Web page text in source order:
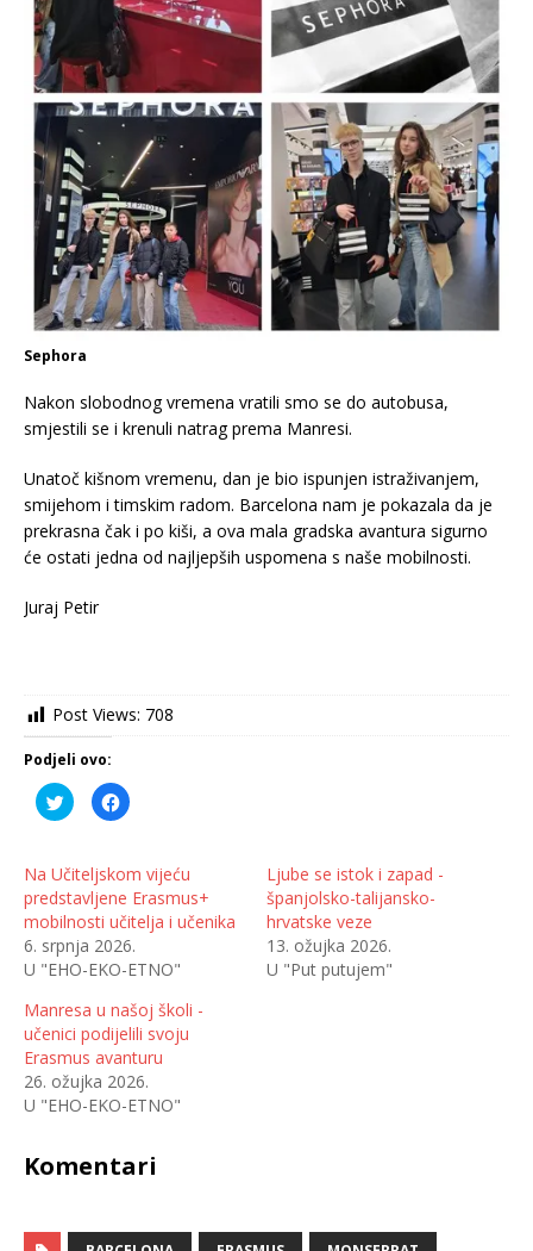
Sephora
Nakon slobodnog vremena vratili smo se do autobusa,
smjestili se i krenuli natrag prema Manresi.
Unatoč kišnom vremenu, dan je bio ispunjen istraživanjem,
smijehom i timskim radom. Barcelona nam je pokazala da je
prekrasna čak i po kiši, a ova mala gradska avantura sigurno
će ostati jedna od najljepših uspomena s naše mobilnosti.
Juraj Petir
Post Views: 708
Podjeli ovo:
P
o
e
l
i
a
T
w
i
e
r
u
(
O
t
v
a
e
K
l
m
p
o
d
i
j
e
l
e
n
a
F
a
c
e
b
u
a
Na Učiteljskom vijeću
predstavljene Erasmus+
mobilnosti učitelja i učenika
6. srpnja 2026.
U "EHO-EKO-ETNO"
Ljube se istok i zapad -
španjolsko-talijansko-
hrvatske veze
13. ožujka 2026.
U "Put putujem"
Manresa u našoj školi -
učenici podijelili svoju
Erasmus avanturu
26. ožujka 2026.
U "EHO-EKO-ETNO"
Komentari